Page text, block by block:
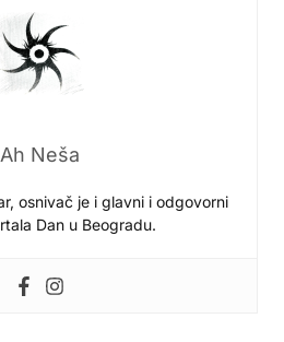
Ah Neša
osnivač je i glavni i odgovorni
Dan u Beogradu.